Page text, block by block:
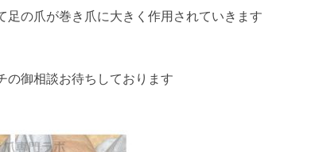
足の爪が巻き爪に大きく作用されていきます
の御相談お待ちしております